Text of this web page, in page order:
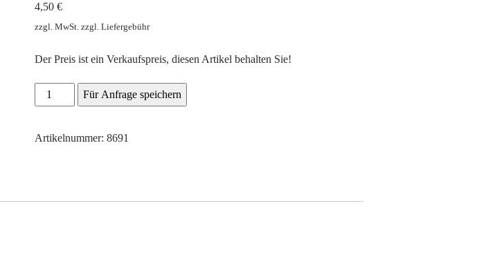
4,50 €
zzgl. MwSt. zzgl. Liefergebühr
Der Preis ist ein Verkaufspreis, diesen Artikel behalten Sie!
Messer
Für Anfrage speichern
Artikelnummer: 8691